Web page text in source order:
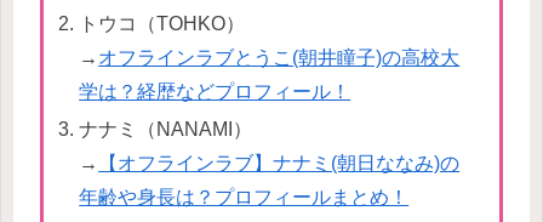
トウコ（TOHKO）
→ オフラインラブとうこ(朝井瞳子)の高校大
学は？経歴などプロフィール！
ナナミ（NANAMI）
→
【オフラインラブ】ナナミ(朝日ななみ)の
年齢や身長は？プロフィールまとめ！